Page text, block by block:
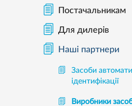
Постачальникам
Для дилерів
Наші партнери
Засоби
ідентифікації
Виробники